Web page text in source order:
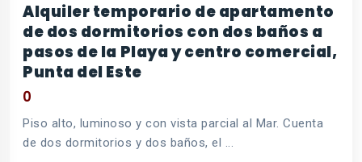
Alquiler temporario de apartamento
de dos dormitorios con dos baños a
pasos de la Playa y centro comercial,
Punta del Este
0
Piso alto, luminoso y con vista parcial al Mar. Cuenta
de dos dormitorios y dos baños, el ...